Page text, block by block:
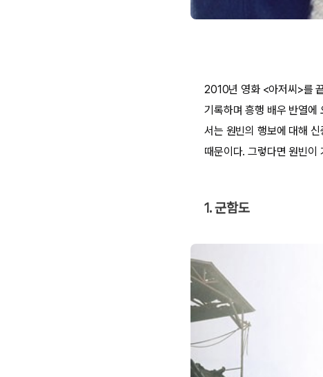
2010년 영화 <아저씨>를
기록하며 흥행 배우 반열에
서는 원빈의 행보에 대해
때문이다. 그렇다면 원빈이
1. 군함도